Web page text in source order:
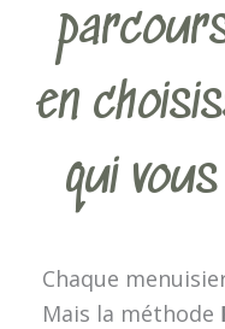
en
qui
Chaque
Mais la méthode